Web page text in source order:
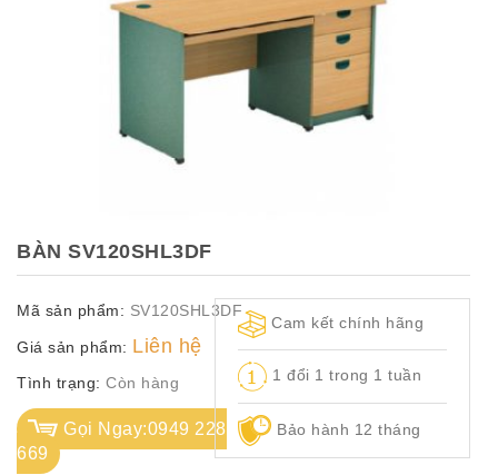
MÃ
CH.
SÁCH
Q.
ĐỊNH
BÀN SV120SHL3DF
Mã sản phẩm: SV120SHL3DF
Giá sản phẩm: Liên hệ
Tình trạng: Còn hàng
Gọi Ngay:0949 228
669
Cam kết chính hãng
1 đổi 1 trong 1 tuần
Bảo hành 12 tháng